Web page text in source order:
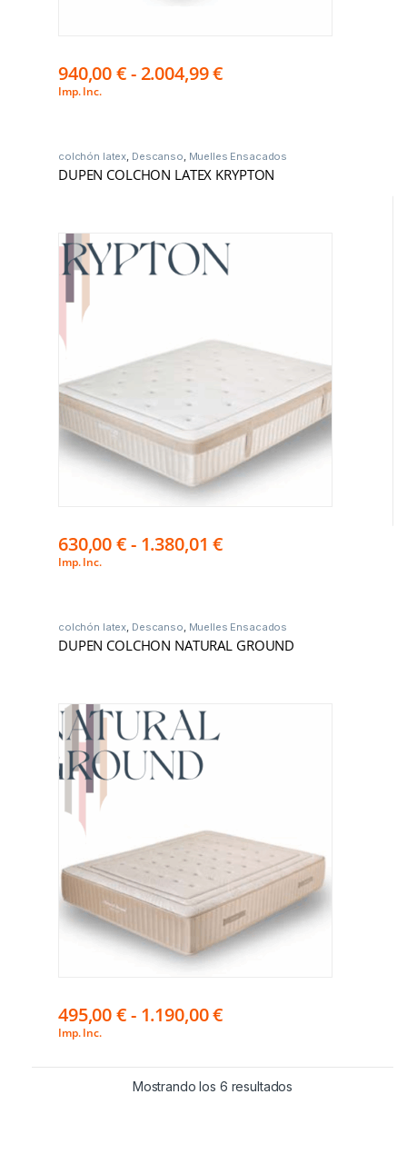
940,00€-2.004,99€
Imp. Inc.
colchón latex, Descanso, Muelles Ensacados
DUPEN COLCHON LATEX KRYPTON
630,00€- 1.380,01€
Imp. Inc.
colchón latex, Descanso, Muelles Ensacados
DUPEN COLCHON NATURAL GROUND
495,00€- 1.190,00€
Imp. Inc.
Mostrando los 6 resultados